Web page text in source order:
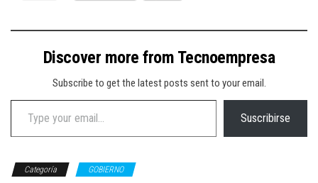
Discover more from Tecnoempresa
Subscribe to get the latest posts sent to your email.
Type your email…
Suscribirse
Categoría GOBIERNO